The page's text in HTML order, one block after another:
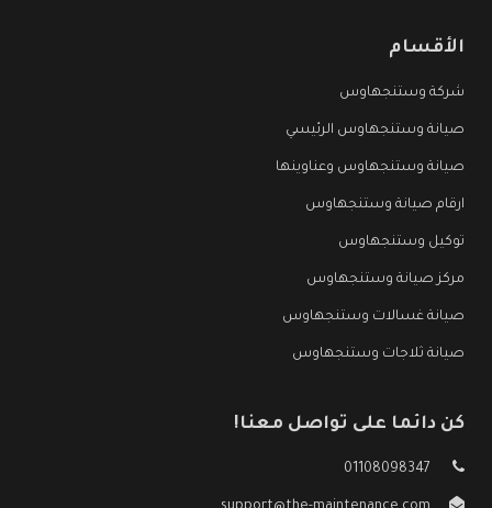
الأقسام
شركة وستنجهاوس
صيانة وستنجهاوس الرئيسي
صيانة وستنجهاوس وعناوينها
ارقام صيانة وستنجهاوس
توكيل وستنجهاوس
مركز صيانة وستنجهاوس
صيانة غسالات وستنجهاوس
صيانة ثلاجات وستنجهاوس
كن دائما على تواصل معنا!
01108098347